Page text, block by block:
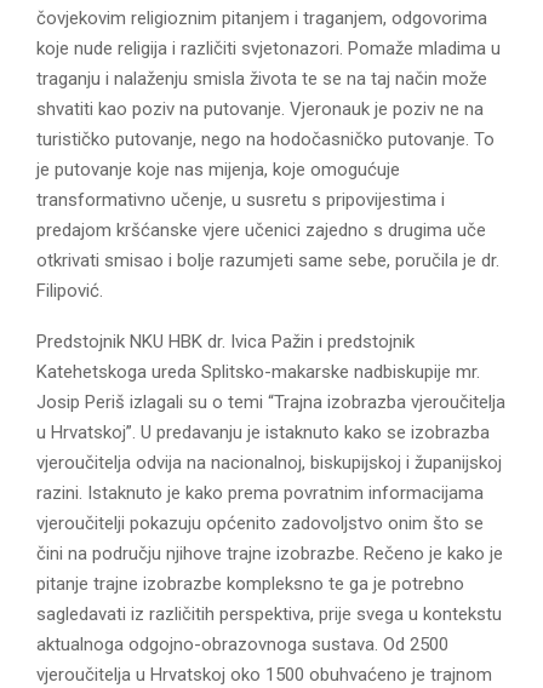
čovjekovim religioznim pitanjem i traganjem, odgovorima
koje nude religija i različiti svjetonazori. Pomaže mladima u
traganju i nalaženju smisla života te se na taj način može
shvatiti kao poziv na putovanje. Vjeronauk je poziv ne na
turističko putovanje, nego na hodočasničko putovanje. To
je putovanje koje nas mijenja, koje omogućuje
transformativno učenje, u susretu s pripovijestima i
predajom kršćanske vjere učenici zajedno s drugima uče
otkrivati smisao i bolje razumjeti same sebe, poručila je dr.
Filipović.
Predstojnik NKU HBK dr. Ivica Pažin i predstojnik
Katehetskoga ureda Splitsko-makarske nadbiskupije mr.
Josip Periš izlagali su o temi “Trajna izobrazba vjeroučitelja
u Hrvatskoj”. U predavanju je istaknuto kako se izobrazba
vjeroučitelja odvija na nacionalnoj, biskupijskoj i županijskoj
razini. Istaknuto je kako prema povratnim informacijama
vjeroučitelji pokazuju općenito zadovoljstvo onim što se
čini na području njihove trajne izobrazbe. Rečeno je kako je
pitanje trajne izobrazbe kompleksno te ga je potrebno
sagledavati iz različitih perspektiva, prije svega u kontekstu
aktualnoga odgojno-obrazovnoga sustava. Od 2500
vjeroučitelja u Hrvatskoj oko 1500 obuhvaćeno je trajnom